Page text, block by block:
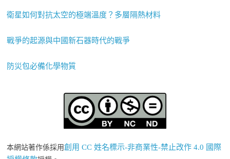
衛星如何對抗太空的極端溫度？多層隔熱材料
戰爭的起源與中國新石器時代的戰爭
防災包必備化學物質
本網站著作係採用創用 CC 姓名標示-非商業性-禁止改作 4.0 國際